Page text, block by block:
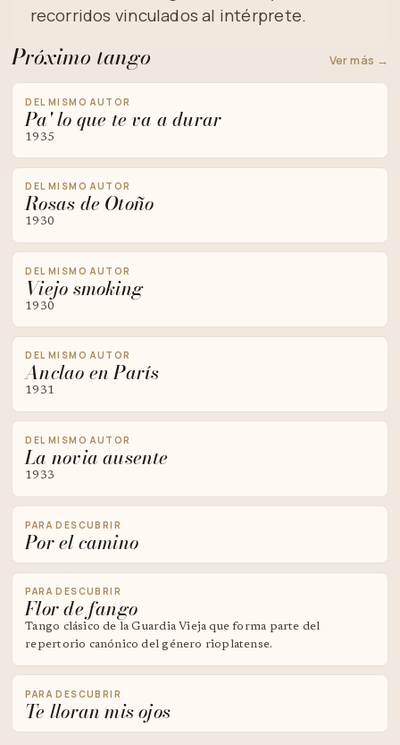
recorridos vinculados al intérprete.
Próximo tango Ver más →
DEL MISMO AUTOR
Pa' lo que te va a durar
1935
DEL MISMO AUTOR
Rosas de Otoño
1930
DEL MISMO AUTOR
Viejo smoking
1930
DEL MISMO AUTOR
Anclao en París
1931
DEL MISMO AUTOR
La novia ausente
1933
PARA DESCUBRIR
Por el camino
PARA DESCUBRIR
Flor de fango
Tango clásico de la Guardia Vieja que forma parte del
repertorio canónico del género rioplatense.
PARA DESCUBRIR
Te lloran mis ojos